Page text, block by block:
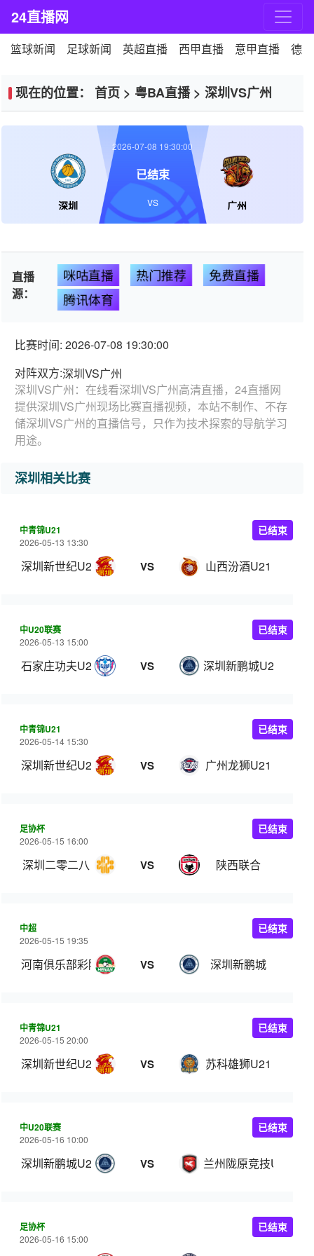
24直播网
篮球新闻 足球新闻 英超直播 西甲直播 意甲直播 德
现在的位置： 首页 > 粤BA直播> 深圳VS广州
深圳 广州
2026-07-08 19:30:00
已结束
VS
直播
源：
咪咕直播 热门推荐
免费直播
腾讯体育
比赛时间: 2026-07-08 19:30:00
对阵双方:深圳VS广州
深圳VS广州：在线看深圳VS广州高清直播，24直播网
提供深圳VS广州现场比赛直播视频，本站不制作、不存
储深圳VS广州的直播信号，只作为技术探索的导航学习
用途。
深圳相关比赛
中青锦U21
2026-05-13 13:30
深圳新世纪U21 VS 山西汾酒U21
已结束
中U20联赛
2026-05-13 15:00
石家庄功夫U20 VS 深圳新鹏城U20
已结束
中青锦U21
2026-05-14 15:30
深圳新世纪U21 VS 广州龙狮U21
已结束
足协杯
2026-05-15 16:00
深圳二零二八 VS 陕西联合
已结束
中超
2026-05-15 19:35
河南俱乐部彩陶坊 VS 深圳新鹏城
已结束
中青锦U21
2026-05-15 20:00
深圳新世纪U21 VS 苏科雄狮U21
已结束
中U20联赛
2026-05-16 10:00
深圳新鹏城U20 VS 兰州陇原竞技U20
已结束
足协杯
2026-05-16 15:00
已结束